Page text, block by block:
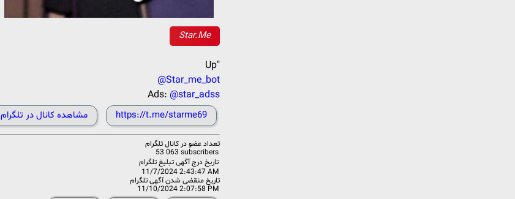
Star.Me
Up"
@Star_me_bot
Ads: @star_adss
مشاهده کانال در تلگرام https://t.me/starme69
تعداد عضو در کانال تلگرام
53 063 subscribers
تاریخ درج آگهی تبلیغ تلگرام
11/7/2024 2:43:47 AM
تاریخ منقضی شدن آگهی تلگرام
11/10/2024 2:07:58 PM